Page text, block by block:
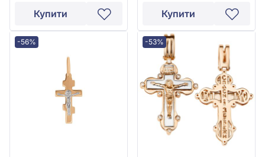
Купити Купити
-56% -53%